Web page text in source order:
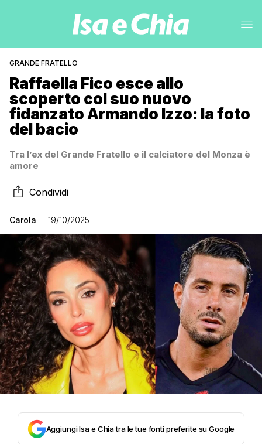
GRANDE FRATELLO
Raffaella Fico esce allo
scoperto col suo nuovo
fidanzato Armando Izzo: la foto
del bacio
Tra l’ex del Grande Fratello e il calciatore del Monza è
amore
Condividi
Carola 19/10/2025
Aggiungi Isa e Chia tra le tue fonti preferite su Google